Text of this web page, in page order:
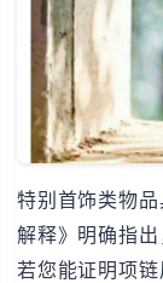
特别首饰类物
解释》明确指出
若您能证明项